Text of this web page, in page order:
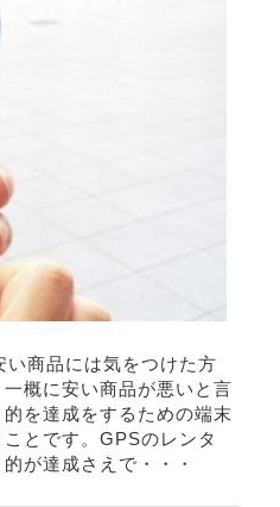
商品には気をつけた方
概に安い商品が悪いと言
を達成をするための端末
とです。GPSのレンタ
が達成さえで・・・